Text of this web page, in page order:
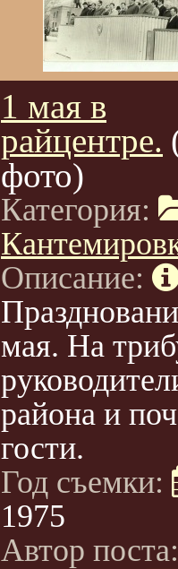
1 мая в
райцентре.
фото)
Категория:
Описание:
мая. На
района и
гости.
Год съемки:
1975
Автор